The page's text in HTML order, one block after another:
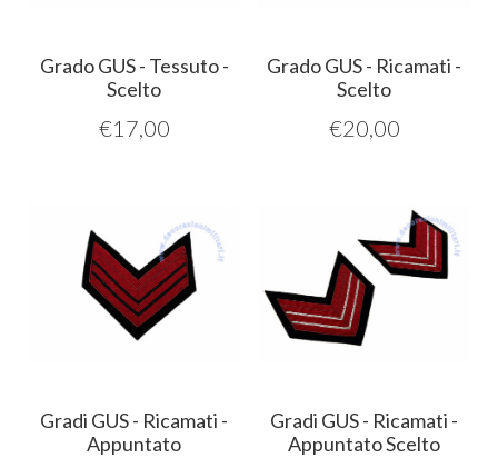
Grado GUS - Tessuto -
Scelto
€17,00
Grado GUS - Ricamati -
Scelto
€20,00
Gradi GUS - Ricamati -
Appuntato
Gradi GUS - Ricamati -
Appuntato Scelto